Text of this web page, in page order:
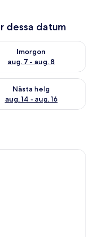
dessa datum
6 - aug. 7
Imorgon
aug. 7 - aug. 8
tillgängligheten
aug. 7 - aug. 9
Nästa helg
aug. 14 - aug. 16
tillgängligheten
hotellrum med en stor